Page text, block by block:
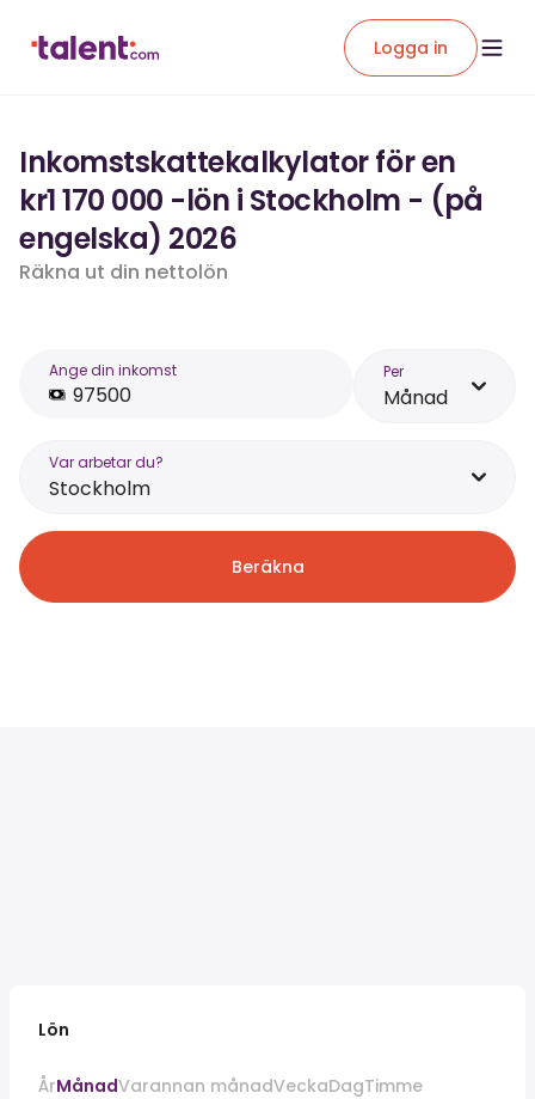
Logga in
Inkomstskattekalkylator för en
kr1 170 000 -lön i Stockholm - (på
engelska) 2026
Räkna ut din nettolön
Ange din inkomst Per
Månad
Var arbetar du?
Stockholm
Beräkna
Lön
ÅrMånadVarannan månadVeckaDagTimme